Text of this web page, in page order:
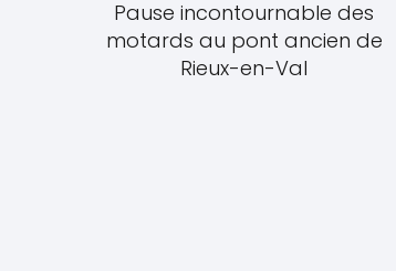
Pause incontournable des
motards au pont ancien de
Rieux-en-Val